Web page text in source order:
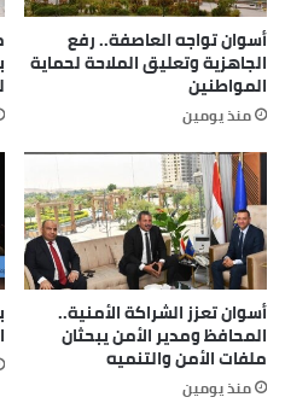
أسوان تواجه العاصفة.. رفع
الجاهزية وتعليق الملاحة لحماية
المواطنين
منذ يومين
أسوان تعزز الشراكة الأمنية..
المحافظ ومدير الأمن يبحثان
ملفات الأمن والتنميه
منذ يومين